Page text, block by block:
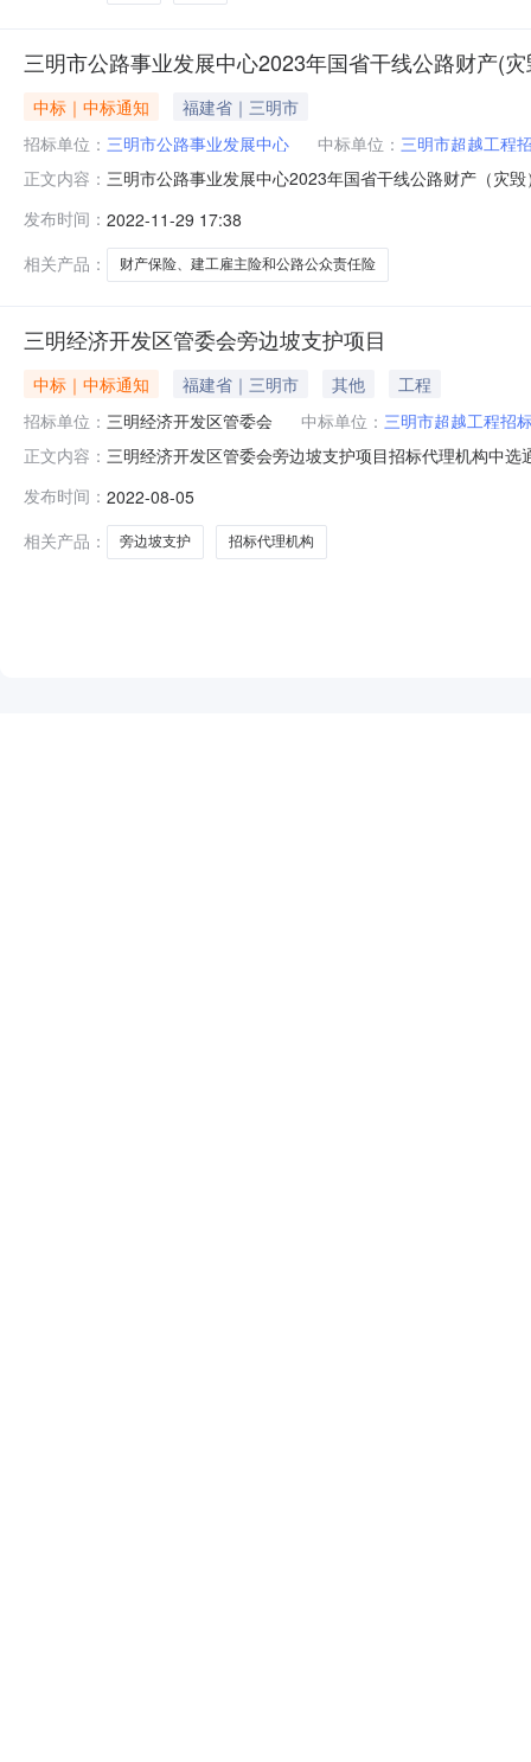
三明市公路事业发展中心2023年国省干线公路财产(
中标｜中标通知
福建省｜三明市
招标单位： 三明市公路事业发展中心 中标单位： 三明市超越工程
正文内容： 三明市公路事业发展中心2023年国省干线公路财产（灾
购随机抽取结果公示根据《三明市公路事业发展中心
务大厅进行政府
发布时间： 2022-11-29 17:38
相关产品：
财产保险、建工雇主险和公路公众责任险
三明经济开发区管委会旁边坡支护项目
中标｜中标通知 福建省｜三明市 其他
工程
招标单位： 三明经济开发区管委会 中标单位： 三明市超越工程招
正文内容： 三明经济开发区管委会旁边坡支护项目招标代理机构中
一顺位：三明市超越工程招标咨询有限公司第二顺位：
15716013957三明经济开发区投资
发布时间： 2022-08-05
相关产品：
旁边坡支护 招标代理机构